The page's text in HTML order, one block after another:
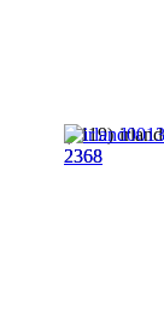
(7119)
2368